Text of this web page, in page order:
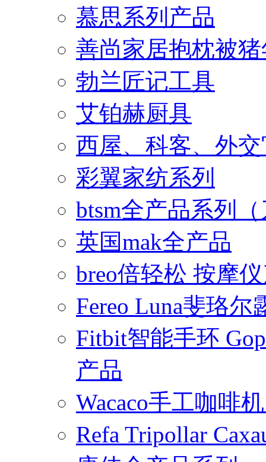
慕思系列产品
善尚家居抱枕被
勃兰匠记工具
艾铂赫厨具
西屋、科客、外
彩翼家纺系列
btsm全产品系列
英国mak全产品
breo倍轻松 按摩
Fereo Luna斐珞
Fitbit智能手环
产品
Wacaco手工咖啡
Refa Tripollar